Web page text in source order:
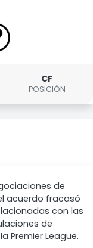
CF
POSICIÓN
de
acuerdo fracasó
con las
de
Premier League.